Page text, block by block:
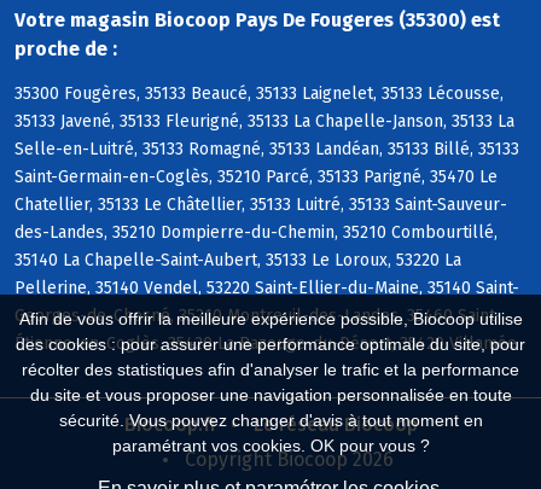
Afin de vous offrir la meilleure expérience possible, Biocoop utilise
des cookies : pour assurer une performance optimale du site, pour
récolter des statistiques afin d'analyser le trafic et la performance
du site et vous proposer une navigation personnalisée en toute
sécurité. Vous pouvez changer d'avis à tout moment en
paramétrant vos cookies. OK pour vous ?
Votre magasin Biocoop Pays De Fougeres (35300) est
proche de :
35300 Fougères, 35133 Beaucé, 35133 Laignelet, 35133 Lécousse,
35133 Javené, 35133 Fleurigné, 35133 La Chapelle-Janson, 35133 La
Selle-en-Luitré, 35133 Romagné, 35133 Landéan, 35133 Billé, 35133
Saint-Germain-en-Coglès, 35210 Parcé, 35133 Parigné, 35470 Le
Chatellier, 35133 Le Châtellier, 35133 Luitré, 35133 Saint-Sauveur-
des-Landes, 35210 Dompierre-du-Chemin, 35210 Combourtillé,
35140 La Chapelle-Saint-Aubert, 35133 Le Loroux, 53220 La
Pellerine, 35140 Vendel, 53220 Saint-Ellier-du-Maine, 35140 Saint-
Georges-de-Chesné, 35210 Montreuil-des-Landes, 35460 Saint-
Étienne-en-Coglès, 35420 La Bazouge-du-Désert, 35420 Villamée
Biocoop.fr
Le réseau Biocoop
Copyright Biocoop 2026